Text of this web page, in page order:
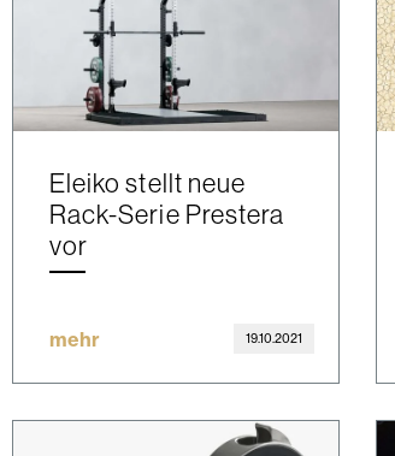
Eleiko stellt neue
Rack-Serie Prestera
vor
mehr 19.10.2021